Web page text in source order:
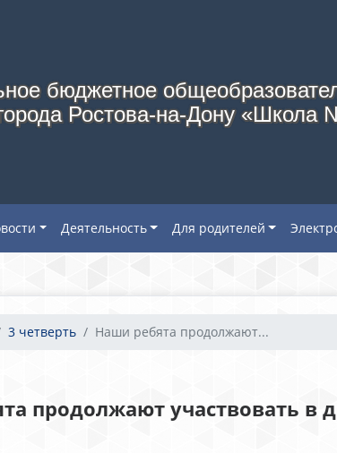
бюджетное
Ростова-на-Дону «Школа
Деятельность Для родителей
3 четверть Наши ребята продолжают...
продолжают участвовать в